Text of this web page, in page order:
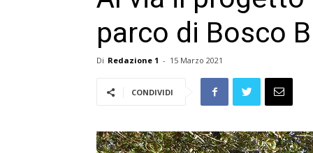
parco di Bosco
Di Redazione 1 - 15 Marzo 2021
CONDIVIDI